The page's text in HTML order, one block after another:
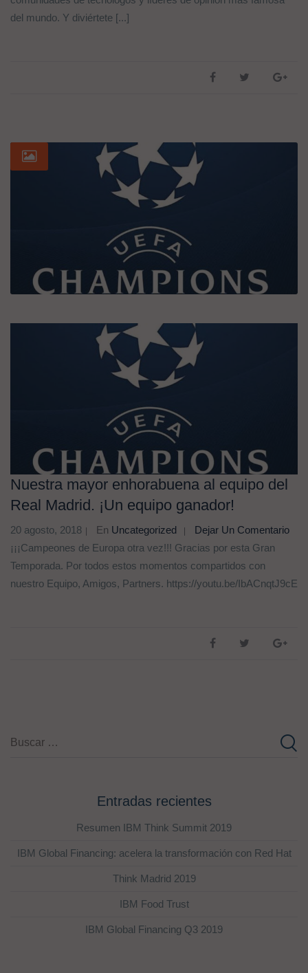
del mundo. Y diviértete [...]
Nuestra mayor enhorabuena al equipo del
Real Madrid. ¡Un equipo ganador!
20 agosto, 2018 En Uncategorized
Dejar Un Comentario
¡¡¡Campeones de Europa otra vez!!! Gracias por esta Gran
Temporada. Por todos estos momentos compartidos con
nuestro Equipo, Amigos, Partners. https://youtu.be/IbACnqtJ9cE
Entradas recientes
Resumen IBM Think Summit 2019
IBM Global Financing: acelera la transformación con Red Hat
Think Madrid 2019
IBM Food Trust
IBM Global Financing Q3 2019